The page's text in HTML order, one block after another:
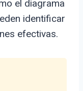
el diagrama
identificar
efectivas.